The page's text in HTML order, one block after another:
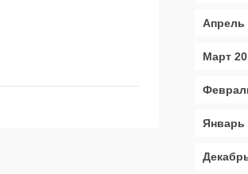
Апрель
Март
Январь